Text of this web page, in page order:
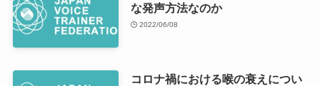
な発声方法なのか
2022/06/08
コロナ禍における喉の衰えについ